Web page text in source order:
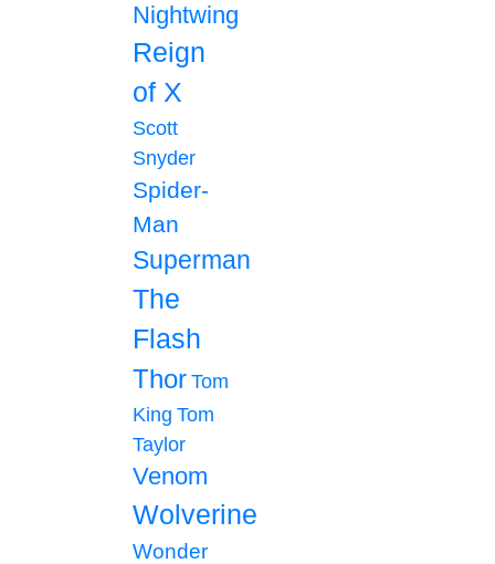
Nightwing
Reign
of X
Scott
Snyder
Spider-
Man
Superman
The
Flash
Thor Tom
King Tom
Taylor
Venom
Wolverine
Wonder